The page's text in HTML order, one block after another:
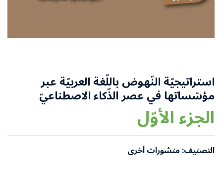
استراتيجيّة النّهوض باللّغة العربيّة عبر
مؤسّساتها في عصر الذّكاء الاصطناعيّ
الجزء الأوّل
التصنيف: منشورات أخرى